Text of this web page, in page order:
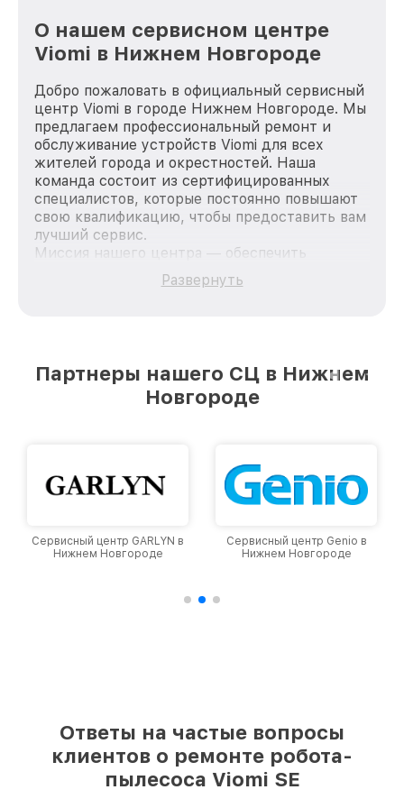
О нашем сервисном центре
Viomi в Нижнем Новгороде
Добро пожаловать в официальный сервисный
центр Viomi в городе Нижнем Новгороде. Мы
предлагаем профессиональный ремонт и
обслуживание устройств Viomi для всех
жителей города и окрестностей. Наша
команда состоит из сертифицированных
специалистов, которые постоянно повышают
свою квалификацию, чтобы предоставить вам
лучший сервис.
Миссия нашего центра — обеспечить
качественный и доступный ремонт для
каждого пользователя продукции Viomi, вне
лучшим сервисным центром Viomi в городе
Нижнем Новгороде, постоянно повышая
Развернуть
Партнеры нашего СЦ в Нижнем
Новгороде
Сервисный центр GARLYN в
Нижнем Новгороде
Сервисный центр Genio в
Нижнем Новгороде
Ответы на частые вопросы
клиентов о ремонте робота-
пылесоса Viomi SE